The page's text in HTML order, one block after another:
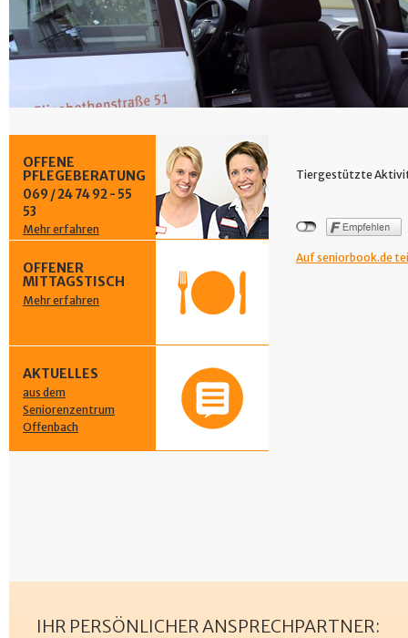
OFFENE
PFLEGEBERATUNG
069 / 24 74 92 - 55
53
Mehr erfahren
OFFENER
MITTAGSTISCH
Mehr erfahren
AKTUELLES
aus dem
Seniorenzentrum
Offenbach
Tiergestützte
Auf seniorbook.de
IHR PERSÖNLICHER ANSPRECHPARTNER: